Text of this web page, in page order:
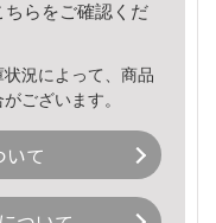
ちら をご確認くだ
況によって、商品
ございます。
いて